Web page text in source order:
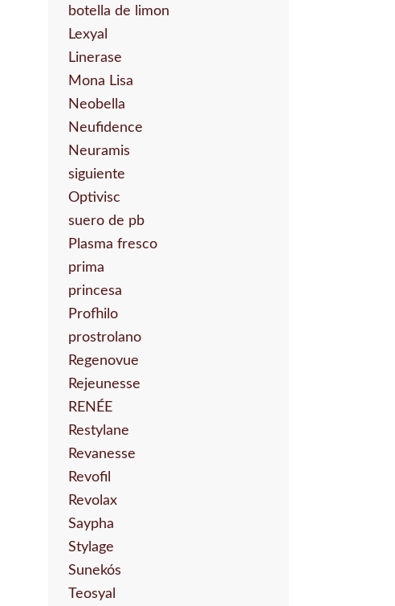
botella de limon
Lexyal
Linerase
Mona Lisa
Neobella
Neufidence
Neuramis
siguiente
Optivisc
suero de pb
Plasma fresco
prima
princesa
Profhilo
prostrolano
Regenovue
Rejeunesse
RENÉE
Restylane
Revanesse
Revofil
Revolax
Saypha
Stylage
Sunekós
Teosyal